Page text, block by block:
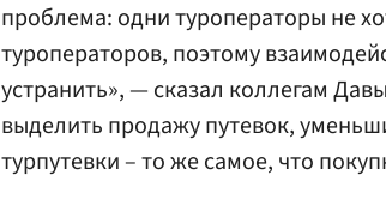
проблема: одни туроператоры не
туроператоров, поэтому
устранить», — сказал коллегам
выделить продажу путевок,
турпутевки – то же самое, что